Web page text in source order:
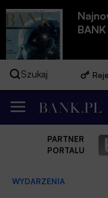
Szukaj
PARTNER
PORTALU
WYDARZENIA